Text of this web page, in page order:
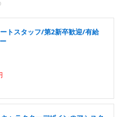
トスタッフ/第2新卒歓迎/有給